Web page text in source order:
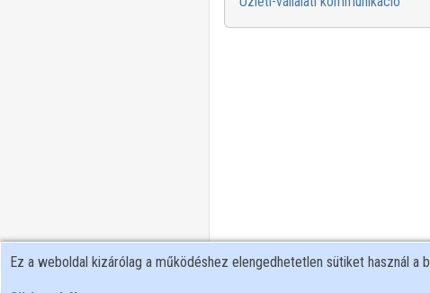
Ez a weboldal kizárólag a működéshez elengedhetetlen sütiket használ